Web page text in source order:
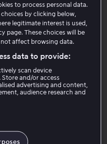
å be virksomheter som
informasjon om hvordan
til grunnleggende
arbeidsforhold.
P4 Radio
loven.
to process personal data.
by clicking below,
legitimate interest is used,
page. These choices will be
affect browsing data.
data to provide:
scan device
and/or access
advertising and content,
audience research and